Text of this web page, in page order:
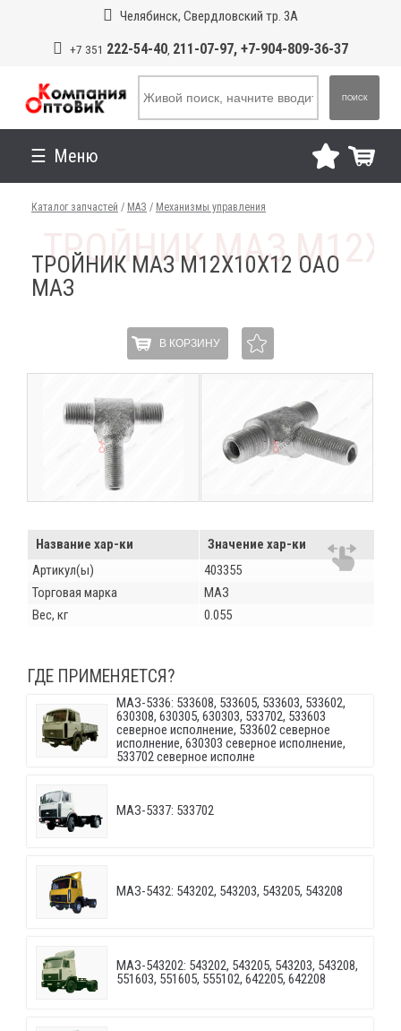
Челябинск, Свердловский тр. 3А
+7 351 222-54-40, 211-07-97, +7-904-809-36-37
ПОИСК
Меню
Каталог запчастей / МАЗ / Механизмы управления
ТРОЙНИК МАЗ М12Х10Х12 ОАО
МАЗ
В КОРЗИНУ
Название хар-ки
Значение хар-ки
Артикул(ы)
403355
Торговая марка
МАЗ
Вес, кг
0.055
ГДЕ ПРИМЕНЯЕТСЯ?
МАЗ-5336: 533608, 533605, 533603, 533602,
630308, 630305, 630303, 533702, 533603
северное исполнение, 533602 северное
исполнение, 630303 северное исполнение,
533702 северное исполне
МАЗ-5337: 533702
МАЗ-5432: 543202, 543203, 543205, 543208
МАЗ-543202: 543202, 543205, 543203, 543208,
551603, 551605, 555102, 642205, 642208